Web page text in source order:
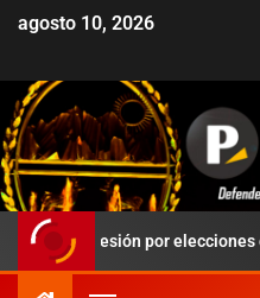
agosto 10, 2026
por elecciones en Potrero de